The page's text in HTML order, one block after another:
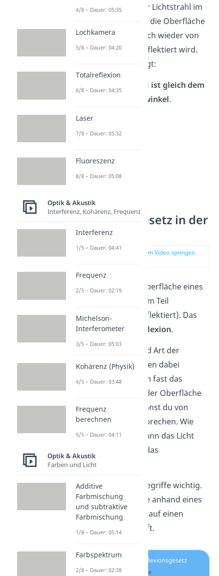
Wichtig ist, dass der Lichtstrahl im
gleichen Winkel auf die Oberfläche
trifft, wie er sich auch wieder von
ihr entfernt, also reflektiert wird.
Oft wird auch gesagt:
Der Einfallswinkel ist gleich dem
Ausfallswinkel.
Reflexionsgesetz in der
Physik
zur Stelle im Video springen
Fällt Licht auf die Oberfläche eines
Körpers, wird es zum Teil
zurückgegeben (reflektiert). Das
nennst du auch
Reflexion.
Je nach Material und Art der
Oberfläche entstehen dabei
Unterschiede. Wenn fast das
gesamte Licht von der Oberfläche
reflektiert wird, kannst du von
einerSpiegelung
sprechen. Wie
genau sich dabei dann das Licht
ausbreitet, besagt das
Reflexionsgesetz.
Dafür sind einige Begriffe wichtig.
Schauen wir uns die anhand eines
Lichtstrahls an, der auf einen
ebenen Spiegel
trifft.
4/8 – Dauer: 05:35
Lochkamera
5/8 – Dauer: 04:20
Totalreflexion
6/8 – Dauer: 04:35
Laser
7/8 – Dauer: 05:32
Fluoreszenz
8/8 – Dauer: 05:08
Optik & Akustik
Interferenz, Kohärenz, Frequenz
Interferenz
1/5 – Dauer: 04:41
Frequenz
2/5 – Dauer: 02:19
Michelson-
Interferometer
3/5 – Dauer: 05:03
Kohärenz (Physik)
4/5 – Dauer: 03:48
Frequenz
berechnen
5/5 – Dauer: 04:11
Optik & Akustik
Farben und Licht
Additive
Farbmischung
und subtraktive
Farbmischung
1/8 – Dauer: 05:14
Farbspektrum
2/8 – Dauer: 02:38